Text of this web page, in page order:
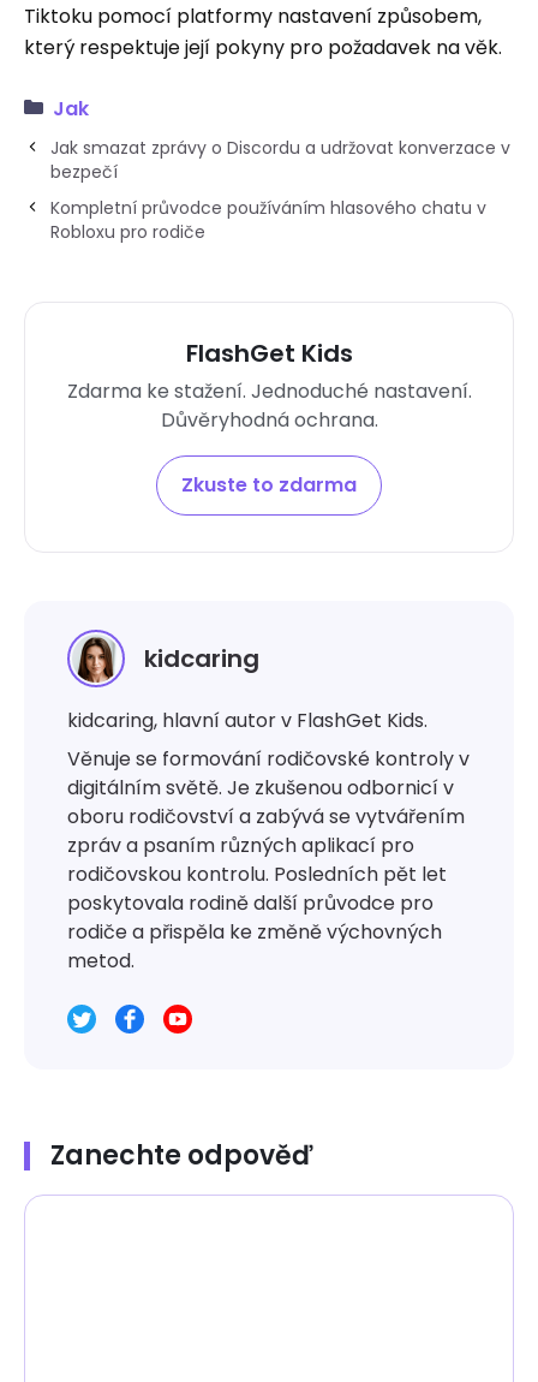
Tiktoku pomocí platformy nastavení způsobem,
který respektuje její pokyny pro požadavek na věk.
Jak
Jak smazat zprávy o Discordu a udržovat konverzace v
bezpečí
Kompletní průvodce používáním hlasového chatu v
Robloxu pro rodiče
FlashGet Kids
Zdarma ke stažení. Jednoduché nastavení.
Důvěryhodná ochrana.
Zkuste to zdarma
kidcaring
kidcaring, hlavní autor v FlashGet Kids.
Věnuje se formování rodičovské kontroly v
digitálním světě. Je zkušenou odbornicí v
oboru rodičovství a zabývá se vytvářením
zpráv a psaním různých aplikací pro
rodičovskou kontrolu. Posledních pět let
poskytovala rodině další průvodce pro
rodiče a přispěla ke změně výchovných
metod.
Zanechte odpověď